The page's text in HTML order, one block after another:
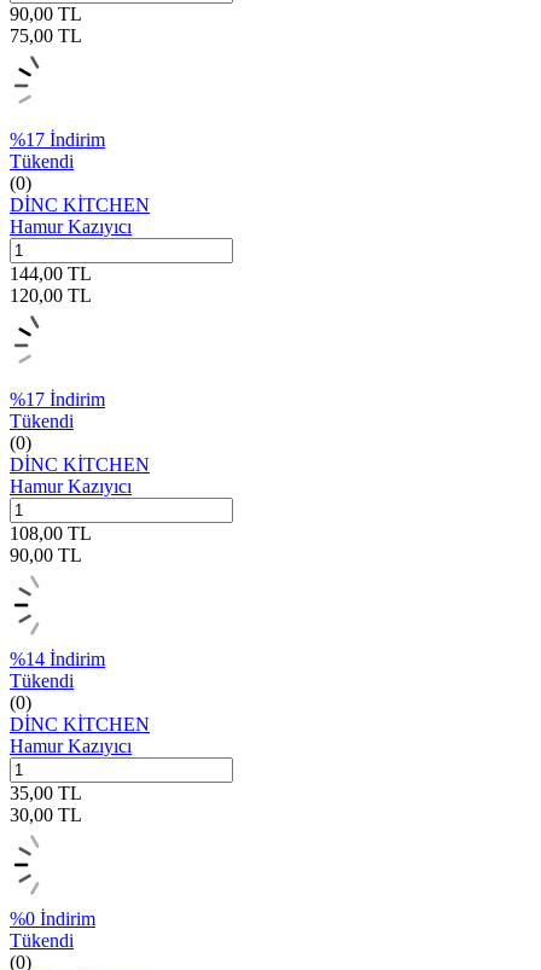
90,00 TL
75,00 TL
%17 İndirim
Tükendi
(0)
DİNC KİTCHEN
Hamur Kazıyıcı
144,00 TL
120,00 TL
%17 İndirim
Tükendi
(0)
DİNC KİTCHEN
Hamur Kazıyıcı
108,00 TL
90,00 TL
%14 İndirim
Tükendi
(0)
DİNC KİTCHEN
Hamur Kazıyıcı
35,00 TL
30,00 TL
%0 İndirim
Tükendi
(0)